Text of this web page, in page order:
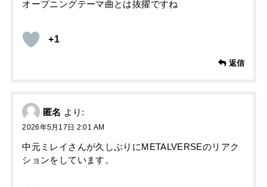
オープニングテーマ曲とは抜擢ですね
+1
返信
匿名 より:
2026年5月17日 2:01 AM
中元ミレイさんが久しぶりにMETALVERSEのリアク
ションをしています。